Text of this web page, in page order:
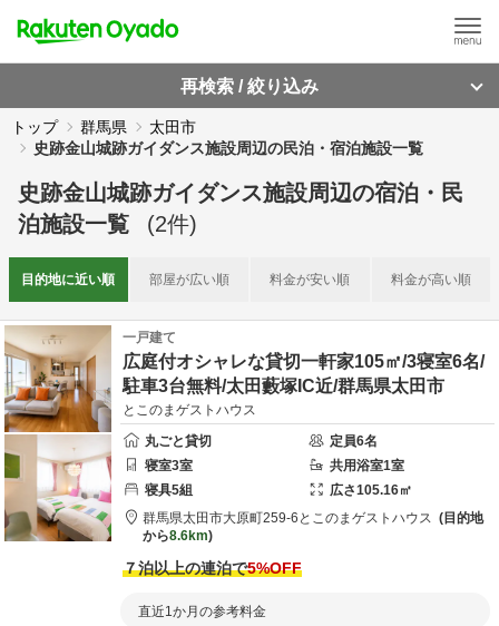
再検索 / 絞り込み
トップ 群馬県
太田市
史跡金山城跡ガイダンス施設周辺の民泊・宿泊施設一覧
史跡金山城跡ガイダンス施設周辺の宿泊・民
泊施設一覧
(2件)
目的地に近い順 部屋が広い順 料金が安い順 料金が高い順
一戸建て
広庭付オシャレな貸切一軒家105㎡/3寝室6名/
駐車3台無料/太田藪塚IC近/群馬県太田市
とこのまゲストハウス
丸ごと貸切
定員6名
寝室3室 共用浴室1室
寝具5組 広さ105.16㎡
群馬県太田市大原町259-6 とこのまゲストハウス
目的地
から8.6km
７泊以上の連泊で5%OFF
直近1か月の参考料金